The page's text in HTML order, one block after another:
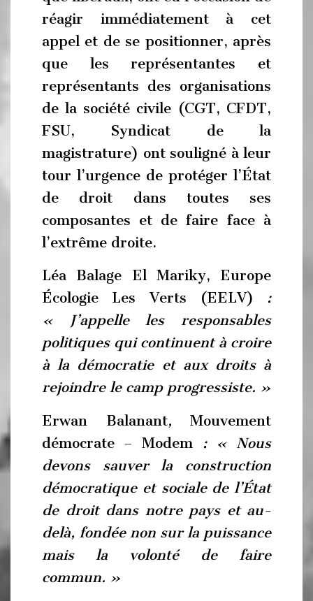
réagir immédiatement à cet
appel et de se positionner, après
que les représentantes et
représentants des organisations
de la société civile (CGT, CFDT,
FSU, Syndicat de la
magistrature) ont souligné à leur
tour l’urgence de protéger l’État
de droit dans toutes ses
composantes et de faire face à
l’extrême droite.
Léa Balage El Mariky, Europe
Écologie Les Verts (EELV) :
« J’appelle les responsables
politiques qui continuent à croire
à la démocratie et aux droits à
rejoindre le camp progressiste. »
Erwan Balanant, Mouvement
démocrate – Modem : « Nous
devons sauver la construction
démocratique et sociale de l’État
de droit dans notre pays et au-
delà, fondée non sur la puissance
mais la volonté de faire
commun. »